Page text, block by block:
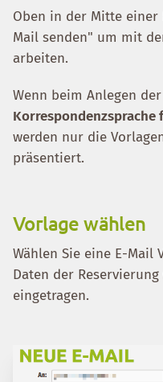
Oben in der Mitte einer
Mail senden" um mit
arbeiten.
Wenn beim Anlegen
Korrespondenzsprache
werden nur die
präsentiert.
Vorlage wählen
Wählen Sie eine E-Mail
Daten der
eingetragen.